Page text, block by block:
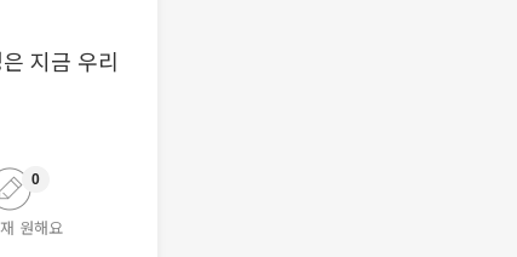
지금 우리
원해요
0